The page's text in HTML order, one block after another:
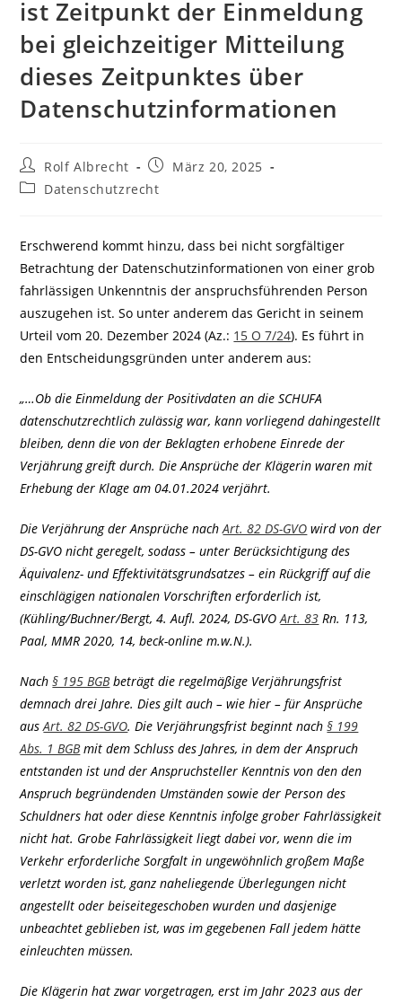
ist Zeitpunkt der Einmeldung
bei gleichzeitiger Mitteilung
dieses Zeitpunktes über
Datenschutzinformationen
Beitrags-
Autor:
Rolf Albrecht
Beitrag
veröffentlicht:
März 20, 2025
Beitrags-
Datenschutzrecht
Erschwerend kommt hinzu, dass bei nicht sorgfältiger
Betrachtung der Datenschutzinformationen von einer grob
fahrlässigen Unkenntnis der anspruchsführenden Person
auszugehen ist. So unter anderem das Gericht in seinem
Urteil vom 20. Dezember 2024 (Az.: 15 O 7/24). Es führt in
den Entscheidungsgründen unter anderem aus:
„…Ob die Einmeldung der Positivdaten an die SCHUFA
datenschutzrechtlich zulässig war, kann vorliegend dahingestellt
bleiben, denn die von der Beklagten erhobene Einrede der
Verjährung greift durch. Die Ansprüche der Klägerin waren mit
Erhebung der Klage am 04.01.2024 verjährt.
Die Verjährung der Ansprüche nachArt. 82 DS-GVO wird von der
DS-GVO nicht geregelt, sodass – unter Berücksichtigung des
Äquivalenz- und Effektivitätsgrundsatzes – ein Rückgriff auf die
einschlägigen nationalen Vorschriften erforderlich ist,
(Kühling/Buchner/Bergt, 4. Aufl. 2024, DS-GVOArt. 83 Rn. 113,
Paal, MMR 2020, 14, beck-online m.w.N.).
Nach§ 195 BGBbeträgt die regelmäßige Verjährungsfrist
demnach drei Jahre. Dies gilt auch – wie hier – für Ansprüche
ausArt. 82 DS-GVO. Die Verjährungsfrist beginnt nach§ 199
Abs. 1 BGBmit dem Schluss des Jahres, in dem der Anspruch
entstanden ist und der Anspruchsteller Kenntnis von den den
Anspruch begründenden Umständen sowie der Person des
Schuldners hat oder diese Kenntnis infolge grober Fahrlässigkeit
nicht hat. Grobe Fahrlässigkeit liegt dabei vor, wenn die im
Verkehr erforderliche Sorgfalt in ungewöhnlich großem Maße
verletzt worden ist, ganz naheliegende Überlegungen nicht
angestellt oder beiseitegeschoben wurden und dasjenige
unbeachtet geblieben ist, was im gegebenen Fall jedem hätte
einleuchten müssen.
Die Klägerin hat zwar vorgetragen, erst im Jahr 2023 aus der